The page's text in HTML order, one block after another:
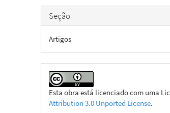
Seção
Artigos
Esta obra está licenciado com uma
Attribution 3.0 Unported License.